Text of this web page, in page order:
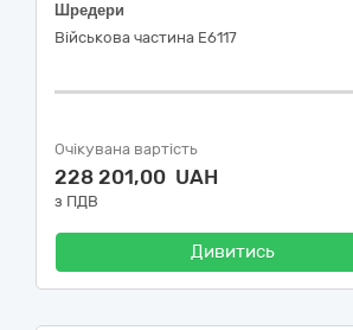
Шредери
Військова частина Е6117
Очікувана вартість
228 201,00 UAH
з ПДВ
Дивитись